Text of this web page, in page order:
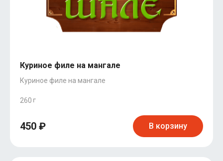
Куриное филе на мангале
Куриное филе на мангале
260
450 ₽ В корзину